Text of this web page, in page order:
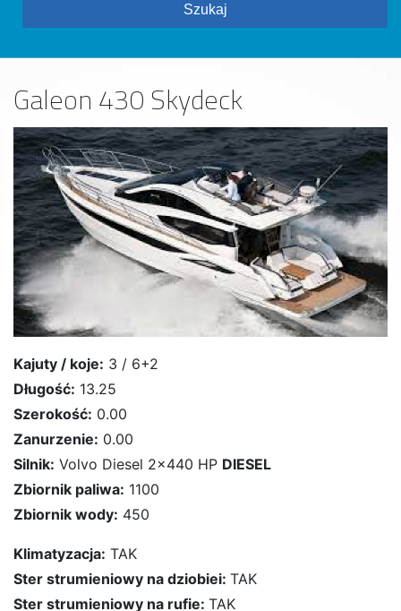
Galeon 430 Skydeck
Kajuty / koje: 3 / 6+2
Długość: 13.25
Szerokość: 0.00
Zanurzenie: 0.00
Silnik: Volvo Diesel 2x440 HP DIESEL
Zbiornik paliwa: 1100
Zbiornik wody: 450
Klimatyzacja: TAK
Ster strumieniowy na dziobiei: TAK
Ster strumieniowy na rufie: TAK